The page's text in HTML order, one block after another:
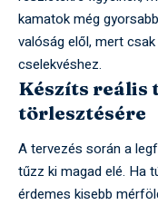
kamatok még
valóság elől, mert
cselekvéshez.
Készíts reális
törlesztésére
A tervezés során a
tűzz ki magad elé. Ha
érdemes kisebb